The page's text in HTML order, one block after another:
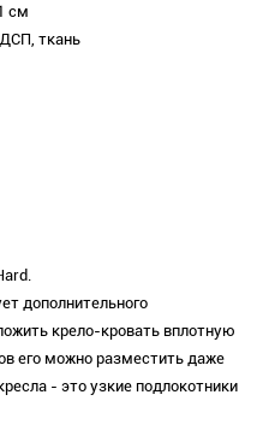
см
ткань
дополнительного
крело-кровать вплотную
его можно разместить даже
- это узкие подлокотники